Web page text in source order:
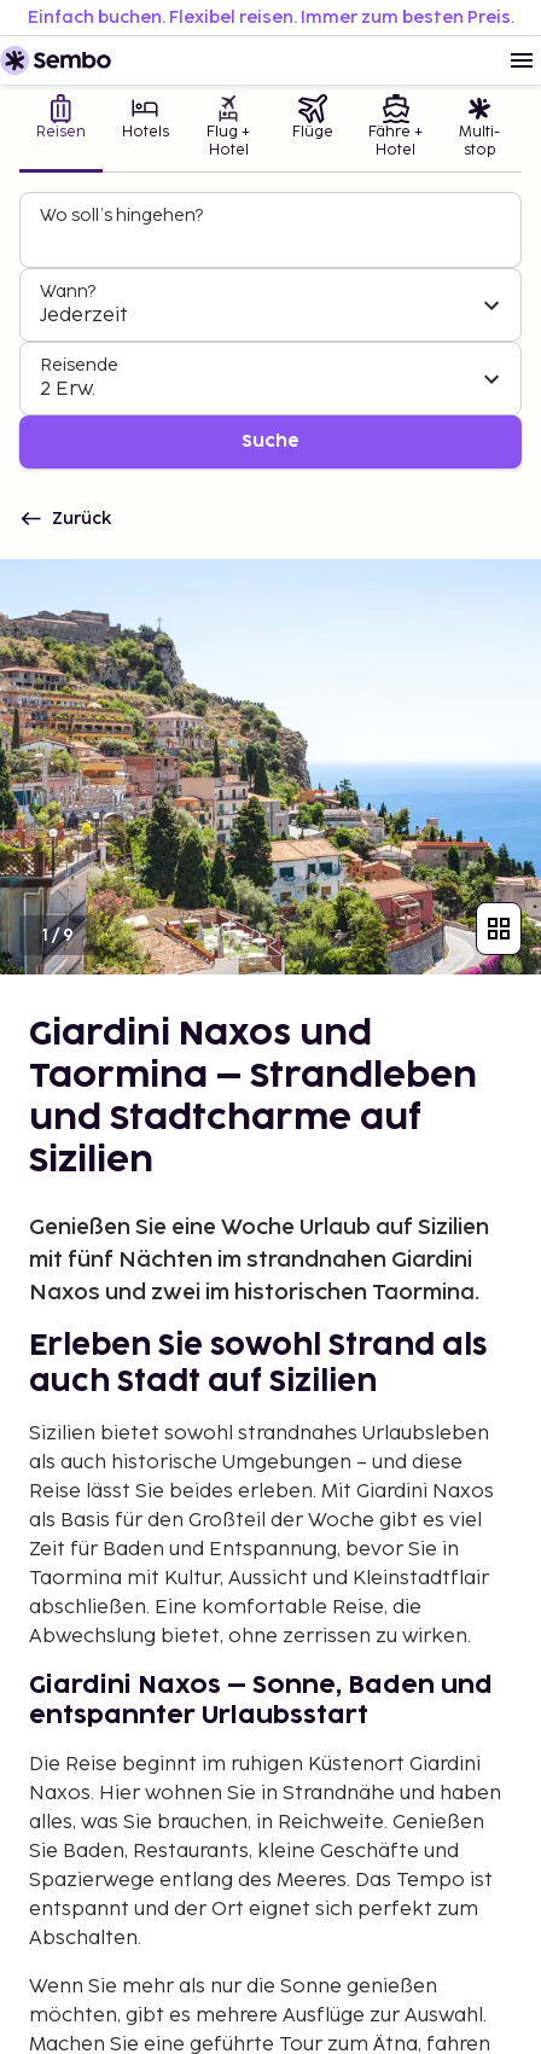
Einfach buchen. Flexibel reisen. Immer zum besten Preis.
Reisen Hotels
Flug +
Hotel
Flüge
Fähre +
Hotel
Multi-
stop
Wo soll’s hingehen?
Wann?
Jederzeit
Reisende
2 Erw.
Suche
Zurück
1/9
Giardini Naxos und
Taormina – Strandleben
und Stadtcharme auf
Sizilien
Genießen Sie eine Woche Urlaub auf Sizilien
mit fünf Nächten im strandnahen Giardini
Naxos und zwei im historischen Taormina.
Erleben Sie sowohl Strand als
auch Stadt auf Sizilien
Sizilien bietet sowohl strandnahes Urlaubsleben
als auch historische Umgebungen – und diese
Reise lässt Sie beides erleben. Mit Giardini Naxos
als Basis für den Großteil der Woche gibt es viel
Zeit für Baden und Entspannung, bevor Sie in
Taormina mit Kultur, Aussicht und Kleinstadtflair
abschließen. Eine komfortable Reise, die
Abwechslung bietet, ohne zerrissen zu wirken.
Giardini Naxos – Sonne, Baden und
entspannter Urlaubsstart
Die Reise beginnt im ruhigen Küstenort Giardini
Naxos. Hier wohnen Sie in Strandnähe und haben
alles, was Sie brauchen, in Reichweite. Genießen
Sie Baden, Restaurants, kleine Geschäfte und
Spazierwege entlang des Meeres. Das Tempo ist
entspannt und der Ort eignet sich perfekt zum
Abschalten.
Wenn Sie mehr als nur die Sonne genießen
möchten, gibt es mehrere Ausflüge zur Auswahl.
Machen Sie eine geführte Tour zum Ätna, fahren